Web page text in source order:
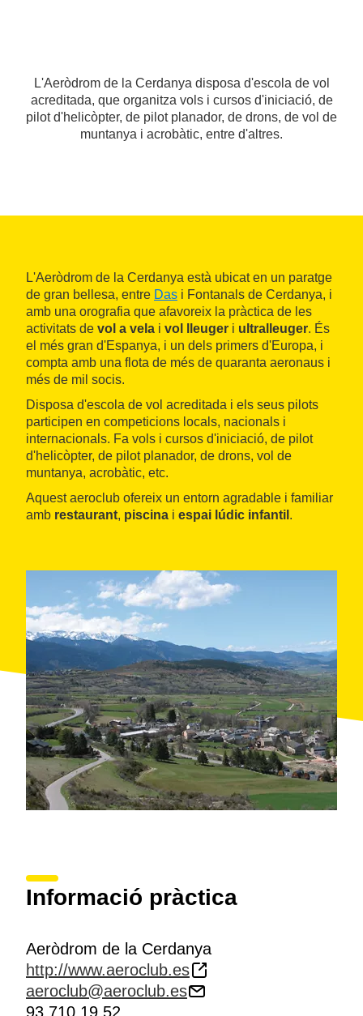
L'Aeròdrom de la Cerdanya disposa d'escola de vol
acreditada, que organitza vols i cursos d'iniciació, de
pilot d'helicòpter, de pilot planador, de drons, de vol de
muntanya i acrobàtic, entre d'altres.
L'Aeròdrom de la Cerdanya està ubicat en un paratge
de gran bellesa, entre Das i Fontanals de Cerdanya, i
amb una orografia que afavoreix la pràctica de les
activitats de vol a vela i vol lleuger i ultralleuger. És
el més gran d'Espanya, i un dels primers d'Europa, i
compta amb una flota de més de quaranta aeronaus i
més de mil socis.
Disposa d'escola de vol acreditada i els seus pilots
participen en competicions locals, nacionals i
internacionals. Fa vols i cursos d'iniciació, de pilot
d'helicòpter, de pilot planador, de drons, vol de
muntanya, acrobàtic, etc.
Aquest aeroclub ofereix un entorn agradable i familiar
amb restaurant, piscina i espai lúdic infantil .
Informació pràctica
Aeròdrom de la Cerdanya
http://www.aeroclub.es
aeroclub@aeroclub.es
93 710 19 52